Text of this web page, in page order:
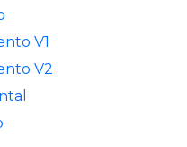
V1
V2